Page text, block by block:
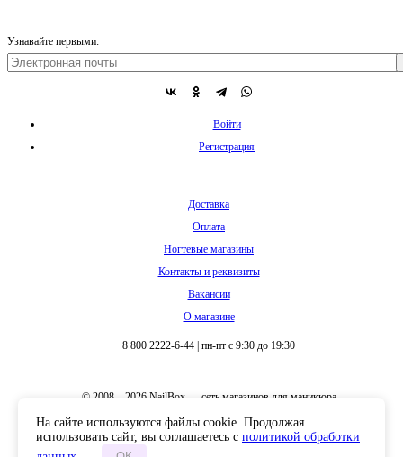
Доставка
Оплата
Вакансии
8 800 2222-6-44
© 2008 – 2026 NailBox — сеть магазинов для маникюра
Полная версия сайта
На сайте используются файлы cookie. Продолжая
использовать сайт, вы соглашаетесь с политикой обработки